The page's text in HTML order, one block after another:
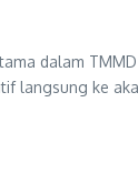
dalam
langsung ke